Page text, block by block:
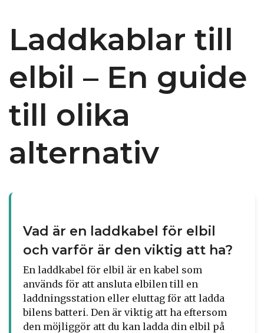
Laddkablar till
elbil – En guide
till olika
alternativ
Vad är en laddkabel för elbil
och varför är den viktig att ha?
En laddkabel för elbil är en kabel som
används för att ansluta elbilen till en
laddningsstation eller eluttag för att ladda
bilens batteri. Den är viktig att ha eftersom
den möjliggör att du kan ladda din elbil på